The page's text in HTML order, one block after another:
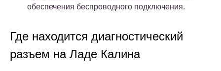
обеспечения беспроводного подключения.
Где находится диагностический
разъем на Ладе Калина